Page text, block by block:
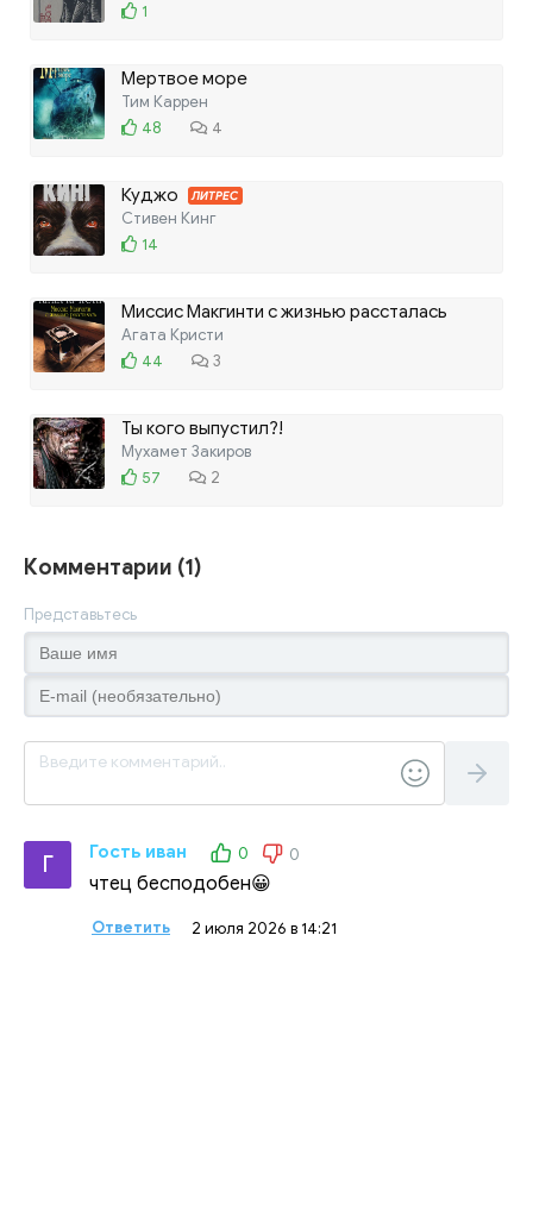
1
Мертвое море
Тим Каррен
48
4
Куджо ЛИТРЕС
Стивен Кинг
14
Миссис Макгинти с жизнью рассталась
Агата Кристи
44
3
Ты кого выпустил?!
Мухамет Закиров
57
2
Комментарии (1)
Представьтесь
Г Гость иван 0 0
чтец бесподобен😀
Ответить 2 июля 2026 в 14:21